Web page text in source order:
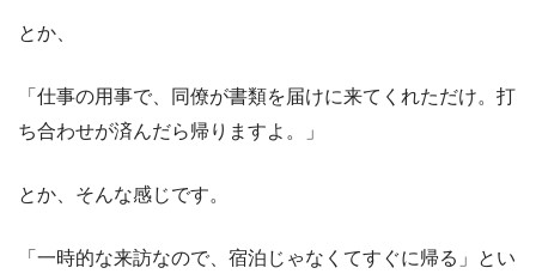
とか、
「仕事の用事で、同僚が書類を届けに来てくれただけ。打
ち合わせが済んだら帰りますよ。」
とか、そんな感じです。
「一時的な来訪なので、宿泊じゃなくてすぐに帰る」とい